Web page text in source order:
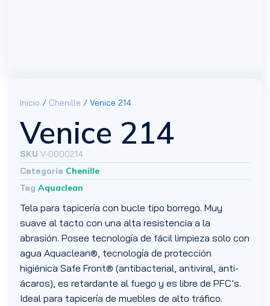
Inicio / Chenille / Venice 214
Venice 214
SKUV-0000214
Categoría Chenille
Tag Aquaclean
Tela para tapicería con bucle tipo borrego. Muy
suave al tacto con una alta resistencia a la
abrasión. Posee tecnología de fácil limpieza solo con
agua Aquaclean®, tecnología de protección
higiénica Safe Front® (antibacterial, antiviral, anti-
ácaros), es retardante al fuego y es libre de PFC’s.
Ideal para tapicería de muebles de alto tráfico.